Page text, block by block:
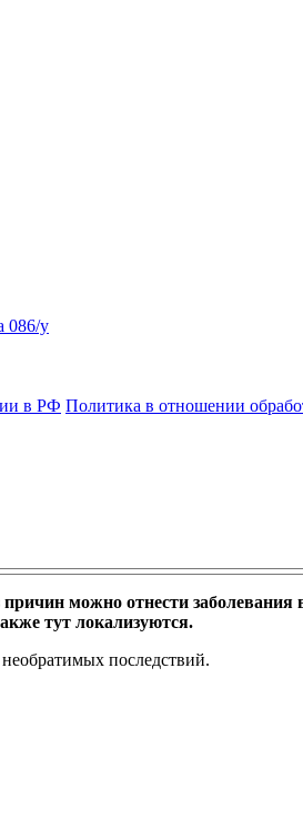
086/у
в РФ Политика в отношении
можно отнести
тут локализуются.
последствий.